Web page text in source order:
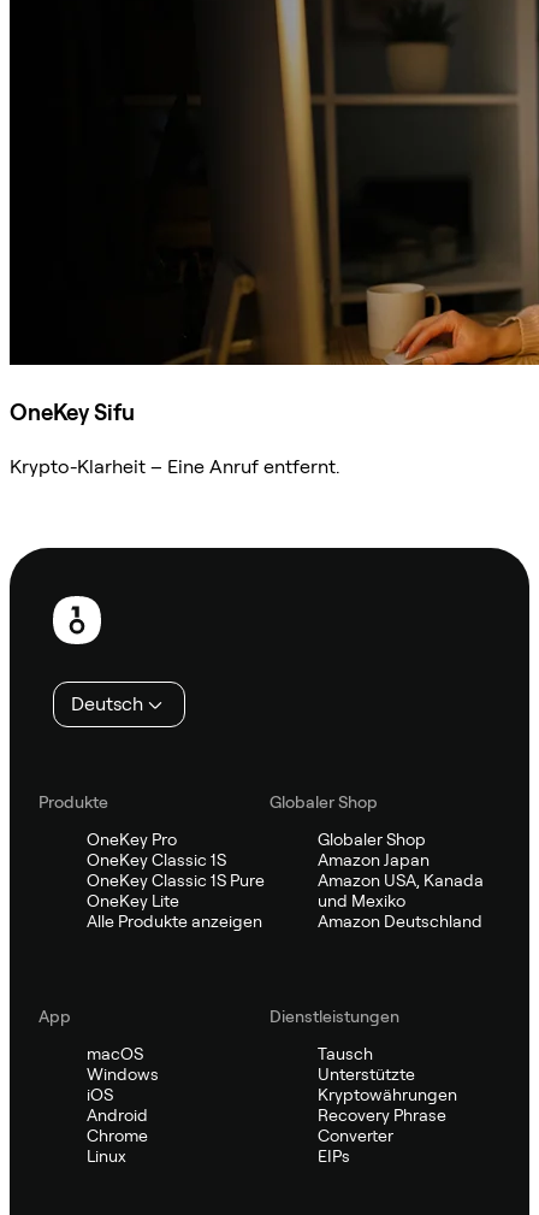
OneKey Sifu
Krypto-Klarheit – Eine Anruf entfernt.
Fußzeile
Deutsch
Produkte
OneKey Pro
OneKey Classic 1S
OneKey Classic 1S Pure
OneKey Lite
Alle Produkte anzeigen
Globaler Shop
Globaler Shop
Amazon Japan
Amazon USA, Kanada
und Mexiko
Amazon Deutschland
App
macOS
Windows
iOS
Android
Chrome
Linux
Dienstleistungen
Tausch
Unterstützte
Kryptowährungen
Recovery Phrase
Converter
EIPs